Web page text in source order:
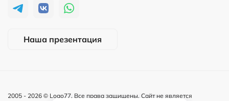
Наша презентация
2005 - 2026 © Logo77. Все права защищены. Сайт не является